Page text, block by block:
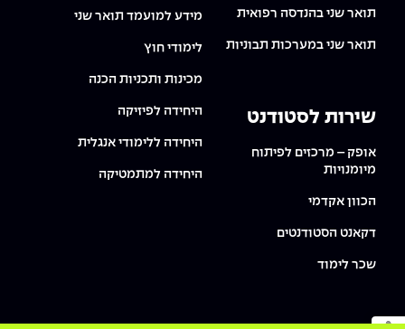
תואר שני בהנדסה רפואית
תואר שני במערכות תבוניות
שירות לסטודנט
אופק – מרכזים לפיתוח
מיומנויות
הכוון אקדמי
דקאנט הסטודנטים
שכר לימוד
מידע למועמד תואר שני
לימודי חוץ
מכינות ותכניות הכנה
היחידה לפיזיקה
היחידה ללימודי אנגלית
היחידה למתמטיקה